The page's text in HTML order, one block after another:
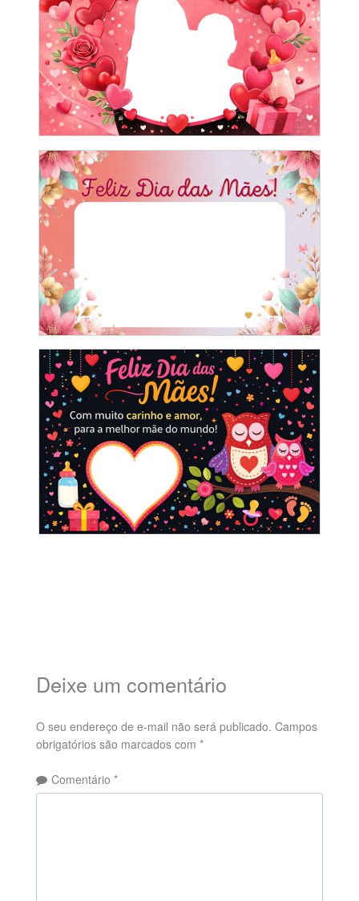
Deixe um comentário
O seu endereço de e-mail não será publicado. Campos
obrigatórios são marcados com *
Comentário *